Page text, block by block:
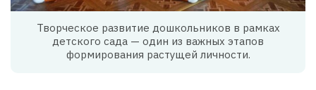
Творческое развитие дошкольников в рамках
детского сада — один из важных этапов
формирования растущей личности.